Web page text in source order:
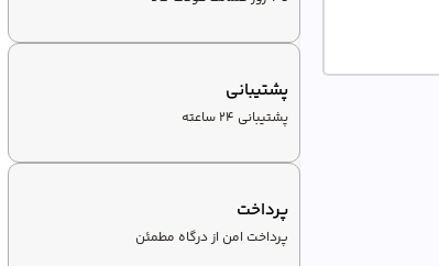
پشتیبانی
پشتیبانی ۲۴ ساعته
پرداخت
پرداخت امن از درگاه مطمئن